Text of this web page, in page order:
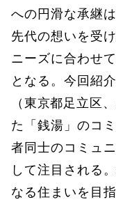
への円滑な承継
先代の想いを受
ニーズに合わせ
となる。今回紹
（東京都足立区
た「銭湯」のコ
者同士のコミュ
して注目される
なる住まいを目